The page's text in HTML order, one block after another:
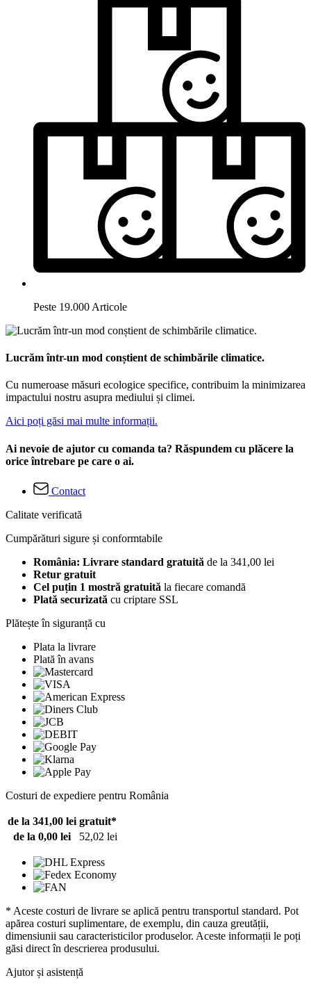
Peste 19.000 Articole
Lucrăm într-un mod conștient de schimbările climatice.
Cu numeroase măsuri ecologice specifice, contribuim la minimizarea
impactului nostru asupra mediului și climei.
Aici poți găsi mai multe informații.
Ai nevoie de ajutor cu comanda ta? Răspundem cu plăcere la
orice întrebare pe care o ai.
Contact
Calitate verificată
Cumpărături sigure și conformtabile
România: Livrare standard gratuită de la 341,00 lei
Retur gratuit
Cel puțin 1 mostră gratuită la fiecare comandă
Plată securizată cu criptare SSL
Plătește în siguranță cu
Plata la livrare
Plată în avans
Costuri de expediere pentru România
de la 341,00 lei gratuit*
de la 0,00 lei
52,02 lei
* Aceste costuri de livrare se aplică pentru transportul standard. Pot
apărea costuri suplimentare, de exemplu, din cauza greutății,
dimensiunii sau caracteristicilor produselor. Aceste informații le poți
găsi direct în descrierea produsului.
Ajutor și asistență